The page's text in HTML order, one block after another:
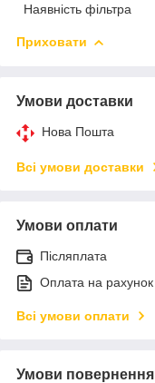
Наявність фільтра
Приховати
Умови доставки
Нова Пошта
Всі умови доставки
Умови оплати
Післяплата
Оплата на рахунок
Всі умови оплати
Умови повернення